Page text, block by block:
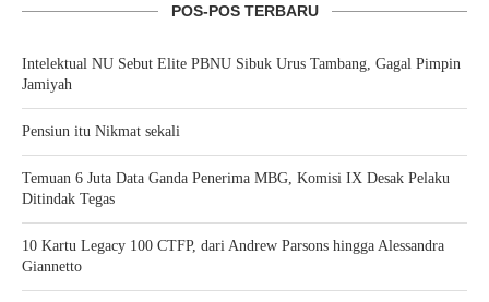
POS-POS TERBARU
Intelektual NU Sebut Elite PBNU Sibuk Urus Tambang, Gagal Pimpin
Jamiyah
Pensiun itu Nikmat sekali
Temuan 6 Juta Data Ganda Penerima MBG, Komisi IX Desak Pelaku
Ditindak Tegas
10 Kartu Legacy 100 CTFP, dari Andrew Parsons hingga Alessandra
Giannetto